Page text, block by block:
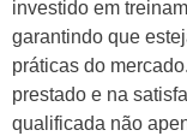
investido em
garantindo que
práticas do
prestado e na
qualificada não